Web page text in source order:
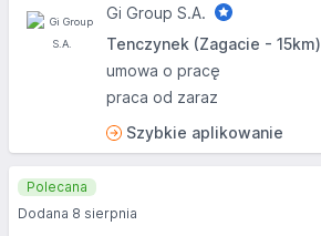
Gi Group S.A.
Tenczynek (Zagacie - 15km)
umowa o pracę
praca od zaraz
Szybkie aplikowanie
Polecana
Dodana 8 sierpnia